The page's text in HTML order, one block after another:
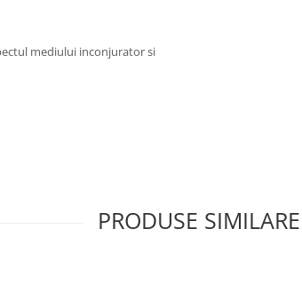
mediului inconjurator si
PRODUSE SIMILARE